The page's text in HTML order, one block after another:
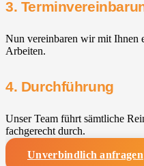
3.
Nun vereinbaren wir mit Ihnen
Arbeiten.
4. Durchführung
Unser Team führt sämtliche
fachgerecht durch.
Unverbindlich anfragen